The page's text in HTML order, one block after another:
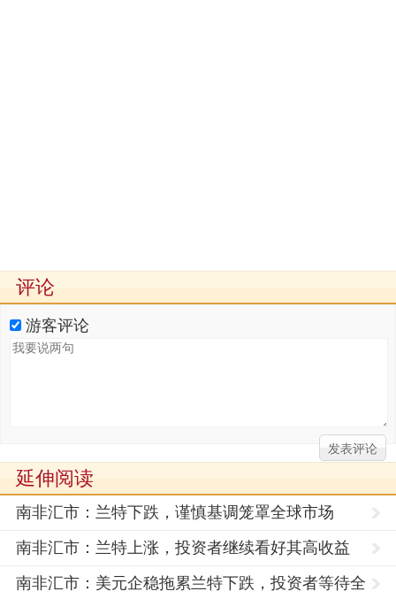
评论
游客评论
延伸阅读
南非汇市：兰特下跌，谨慎基调笼罩全球市场
南非汇市：兰特上涨，投资者继续看好其高收益
南非汇市：美元企稳拖累兰特下跌，投资者等待全